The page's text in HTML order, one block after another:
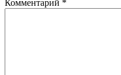
Комментарий *